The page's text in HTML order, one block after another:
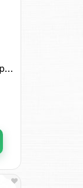
Lipici decor cu sclipici pastel Maxi tub 60ml.verde MX61757